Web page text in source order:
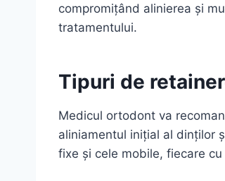
compromițând alinierea și
tratamentului.
Tipuri de
Medicul ortodont va
aliniamentul inițial al dinților
fixe și cele mobile, fiecare